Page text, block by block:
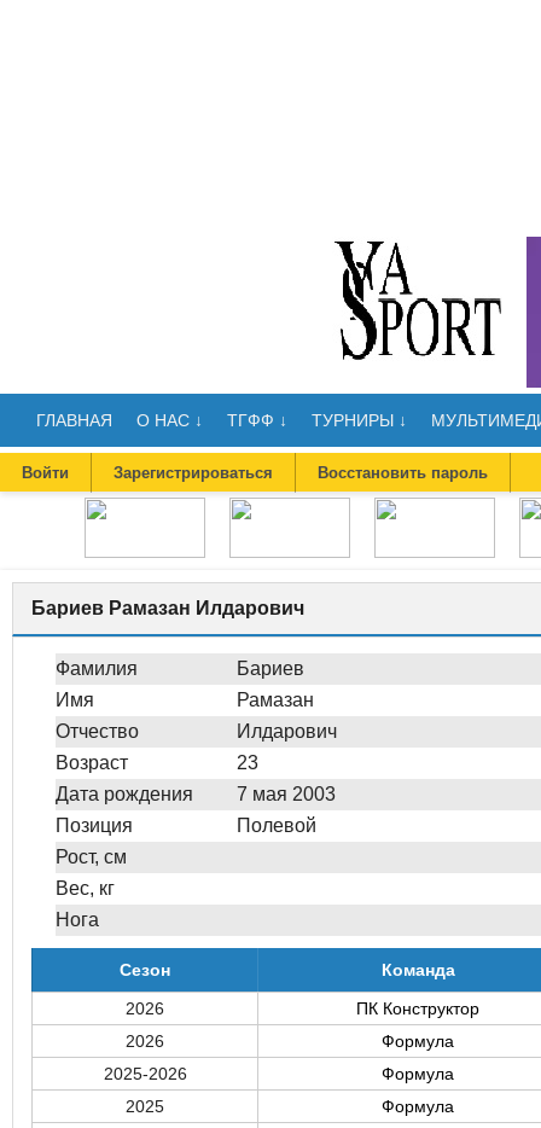
ГЛАВНАЯ О НАС ↓ ТГФФ ↓ ТУРНИРЫ ↓
Войти Зарегистрироваться Восстановить пароль
Бариев Рамазан Илдарович
Фамилия
Бариев
Имя
Рамазан
Отчество
Илдарович
Возраст
23
Дата рождения
7 мая 2003
Позиция
Полевой
Рост, см
Вес, кг
Нога
Сезон
Команда
2026
ПК Конструктор
2026
Формула
2025-2026
Формула
2025
Формула